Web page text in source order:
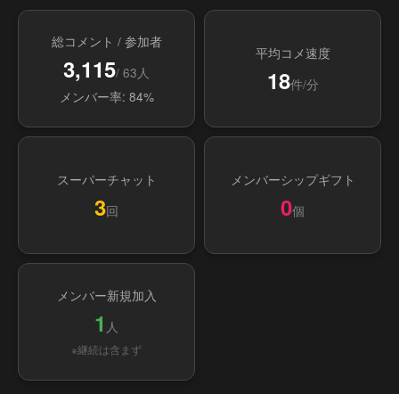
総コメント / 参加者
3,115/ 63人
メンバー率: 84%
平均コメ速度
18件/分
スーパーチャット
3回
メンバーシップギフト
0個
メンバー新規加入
1 人
※継続は含まず